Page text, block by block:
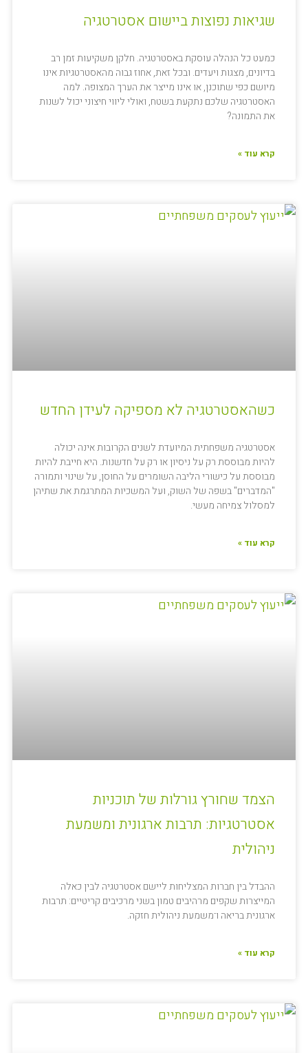
שגיאות נפוצות ביישום אסטרטגיה
כמעט כל הנהלה עוסקת באסטרטגיה. חלקן משקיעות זמן רב
בדיונים, מצגות ויעדים. ובכל זאת, אחוז גבוה מהאסטרטגיות אינו
מיושם כפי שתוכנן, או אינו מייצר את הערך המצופה. למה
האסטרטגיה שלכם נתקעת בשטח, ואולי ליווי חיצוני יכול לשנות
את התמונה?
קרא עוד »
כשהאסטרטגיה לא מספיקה לעידן החדש
אסטרטגיה משפחתית המיועדת לשנים הקרובות אינה יכולה
להיות מבוססת רק על ניסיון או רק על חדשנות. היא חייבת להיות
מבוססת על כישורי הליבה השומרים על החוסן, על שינוי ותמורה
"המדברים" בשפה של השוק, ועל המשכיות המתרגמת את שתיהן
למסלול צמיחה מעשי.
קרא עוד »
הצמד שחורץ גורלות של תוכניות
אסטרטגיות: תרבות ארגונית ומשמעת
ניהולית
ההבדל בין חברות המצליחות ליישם אסטרטגיה לבין כאלה
המייצרות שקפים מרהיבים טמון בשני מרכיבים קריטיים: תרבות
ארגונית בריאה ו־משמעת ניהולית חזקה.
קרא עוד »